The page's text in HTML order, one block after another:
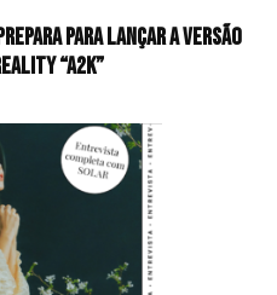
para lançar a versão
“A2K”